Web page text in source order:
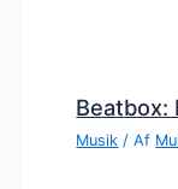
Beatbox:
Musik / Af